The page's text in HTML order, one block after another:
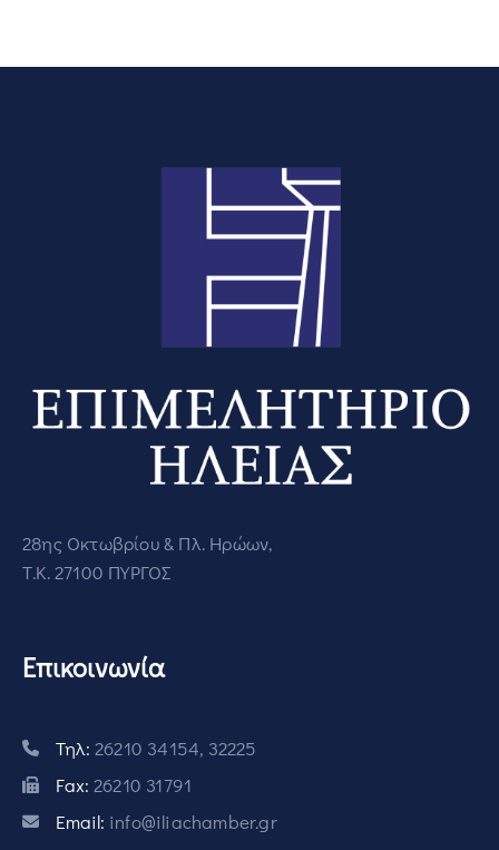
28ης Οκτωβρίου & Πλ. Ηρώων,
Τ.Κ. 27100 ΠΥΡΓΟΣ
Επικοινωνία
Τηλ: 26210 34154, 32225
Fax: 26210 31791
Email: info@iliachamber.gr